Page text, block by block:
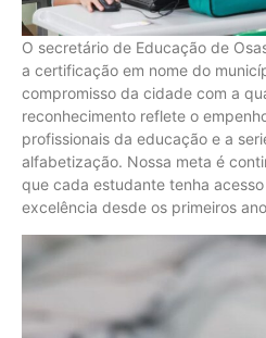
O secretário de Educação de
a certificação em nome do
compromisso da cidade com a
reconhecimento reflete o
profissionais da educação e a
alfabetização. Nossa meta é
que cada estudante tenha
excelência desde os primeiros